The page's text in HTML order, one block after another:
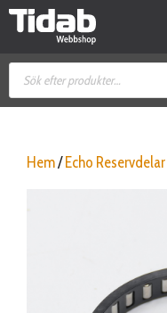
Hoppa
Produktsökning
Hem/ Echo Reservdelar